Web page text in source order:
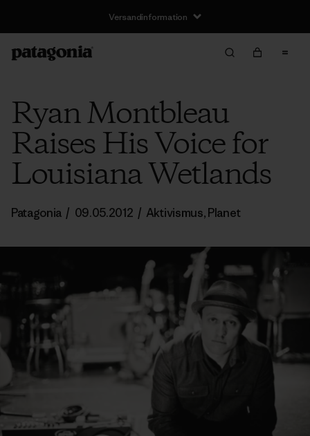
Versandinformation
Ryan Montbleau
Raises His Voice for
Louisiana Wetlands
Patagonia / 09.05.2012 / Aktivismus,Planet